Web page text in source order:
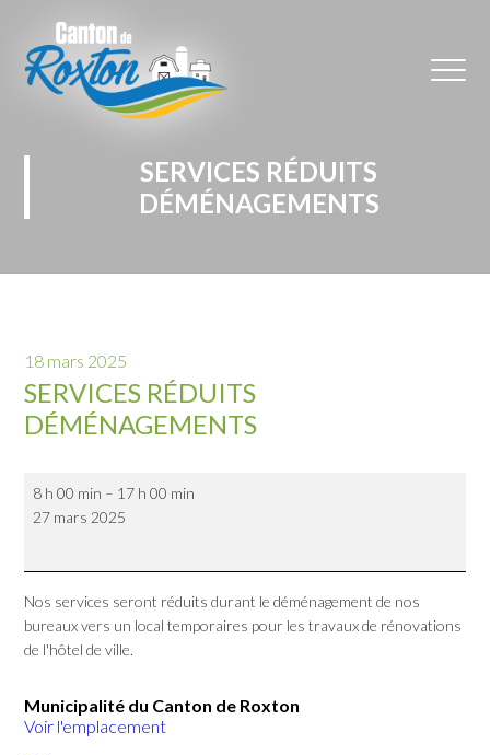
SERVICES RÉDUITS
DÉMÉNAGEMENTS
18 mars 2025
SERVICES RÉDUITS
DÉMÉNAGEMENTS
Réduits
Déménagements
8 h 00 min – 17 h 00 min
27 mars 2025
Nos services seront réduits durant le déménagement de nos
bureaux vers un local temporaires pour les travaux de rénovations
de l'hôtel de ville.
Municipalité du Canton de Roxton
Voir l'emplacement